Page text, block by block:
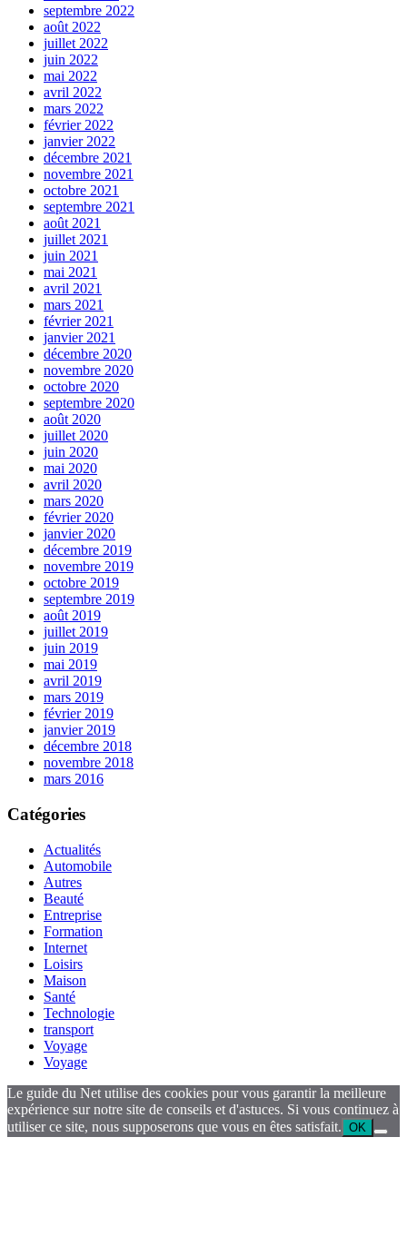
septembre 2022
août 2022
juillet 2022
juin 2022
mai 2022
avril 2022
mars 2022
février 2022
janvier 2022
décembre 2021
novembre 2021
octobre 2021
septembre 2021
août 2021
juillet 2021
juin 2021
mai 2021
avril 2021
mars 2021
février 2021
janvier 2021
décembre 2020
novembre 2020
octobre 2020
septembre 2020
août 2020
juillet 2020
juin 2020
mai 2020
avril 2020
mars 2020
février 2020
janvier 2020
décembre 2019
novembre 2019
octobre 2019
septembre 2019
août 2019
juillet 2019
juin 2019
mai 2019
avril 2019
mars 2019
février 2019
janvier 2019
décembre 2018
novembre 2018
mars 2016
Catégories
Actualités
Automobile
Autres
Beauté
Entreprise
Formation
Internet
Loisirs
Maison
Santé
Technologie
transport
Voyage
Voyage
Le guide du Net utilise des cookies pour vous garantir la meilleure
expérience sur notre site de conseils et d'astuces. Si vous continuez à
utiliser ce site, nous supposerons que vous en êtes satisfait. OK